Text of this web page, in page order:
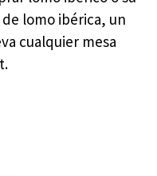
lomo ibérica, un
cualquier mesa